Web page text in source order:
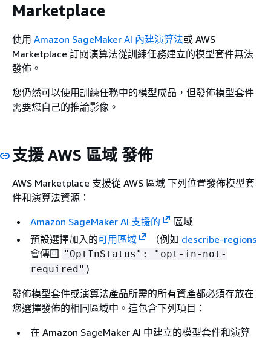
Marketplace
使用 Amazon SageMaker AI 內建演算法或 AWS
Marketplace 訂閱演算法從訓練任務建立的模型套件無法
發佈。
您仍然可以使用訓練任務中的模型成品，但發佈模型套件
需要您自己的推論影像。
支援 AWS 區域 發佈
AWS Marketplace 支援從 AWS 區域 下列位置發佈模型套
件和演算法資源：
Amazon SageMaker AI 支援的
區域
預設選擇加入的可用區域 （例如 describe-regions
會傳回 "OptInStatus": "opt-in-not-
required" )
發佈模型套件或演算法產品所需的所有資產都必須存放在
您選擇發佈的相同區域中。這包含下列項目：
在 Amazon SageMaker AI 中建立的模型套件和演算